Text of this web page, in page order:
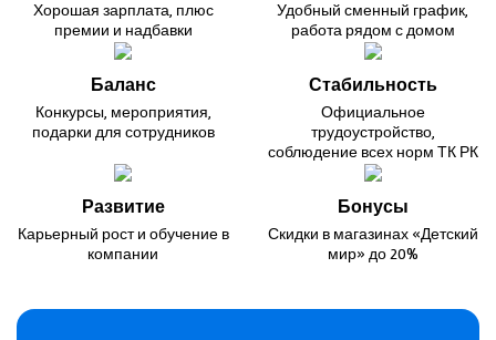
Хорошая зарплата, плюс
премии и надбавки
Удобный сменный график,
работа рядом с домом
Баланс
Конкурсы, мероприятия,
подарки для сотрудников
Стабильность
Официальное
трудоустройство,
соблюдение всех норм ТК РК
Развитие
Карьерный рости обучение в
компании
Бонусы
Скидки в магазинах «Детский
мир» до 20%